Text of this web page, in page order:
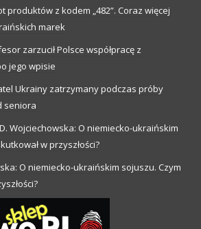
produktów z kodem „482”. Coraz więcej
marek
zarzucił Polsce współpracę z
jego wpisie
Ukrainy zatrzymany podczas próby
seniora
D. Wojciechowska: O niemiecko-ukraińskim
w przyszłości?
O niemiecko-ukraińskim sojuszu. Czym